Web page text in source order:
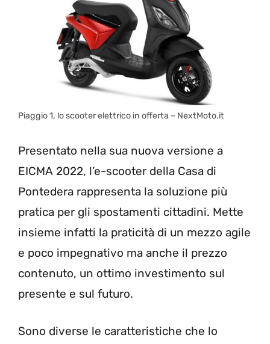
Piaggio 1, lo scooter elettrico in offerta – NextMoto.it
Presentato nella sua nuova versione a
EICMA 2022, l’e-scooter della Casa di
Pontedera rappresenta la soluzione più
pratica per gli spostamenti cittadini. Mette
insieme infatti la praticità di un mezzo agile
e poco impegnativo ma anche il prezzo
contenuto, un ottimo investimento sul
presente e sul futuro.
Sono diverse le caratteristiche che lo